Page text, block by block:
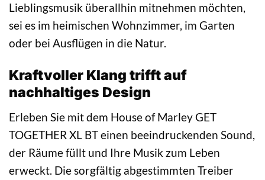
Lieblingsmusik überallhin mitnehmen möchten,
sei es im heimischen Wohnzimmer, im Garten
oder bei Ausflügen in die Natur.
Kraftvoller Klang trifft auf
nachhaltiges Design
Erleben Sie mit dem House of Marley GET
TOGETHER XL BT einen beeindruckenden Sound,
der Räume füllt und Ihre Musik zum Leben
erweckt. Die sorgfältig abgestimmten Treiber